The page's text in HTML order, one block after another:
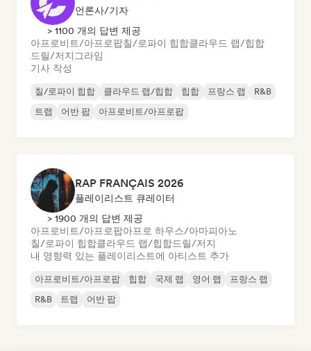
언론사/기자
> 1100 개의 답변 제공
아프로비트/아프로팝칠/로파이 힙합클라우드 랩/힙합
드릴/저지 그라임
기사 작성
칠/로파이 힙합 클라우드 랩/힙합 힙합 프랑스 랩
R&B
트랩
어반 팝 아프로비트/아프로팝
RAP FRANÇAIS 2026
플레이리스트 큐레이터
> 1900 개의 답변 제공
아프로비트/아프로팝아프로 하우스/아마피아노
칠/로파이 힙합클라우드 랩/힙합드릴/저지
내 영향력 있는 플레이리스트에 아티스트 추가
아프로비트/아프로팝 힙합 국제 랩 영어 랩
프랑스 랩
R&B
트랩 어반 팝